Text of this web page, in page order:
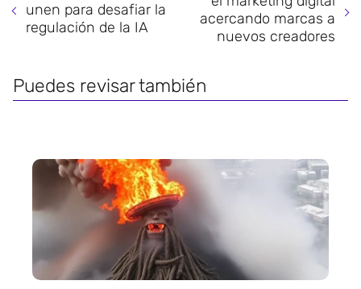
unen para desafiar la
regulación de la IA
acercando marcas a
nuevos creadores
Puedes revisar también